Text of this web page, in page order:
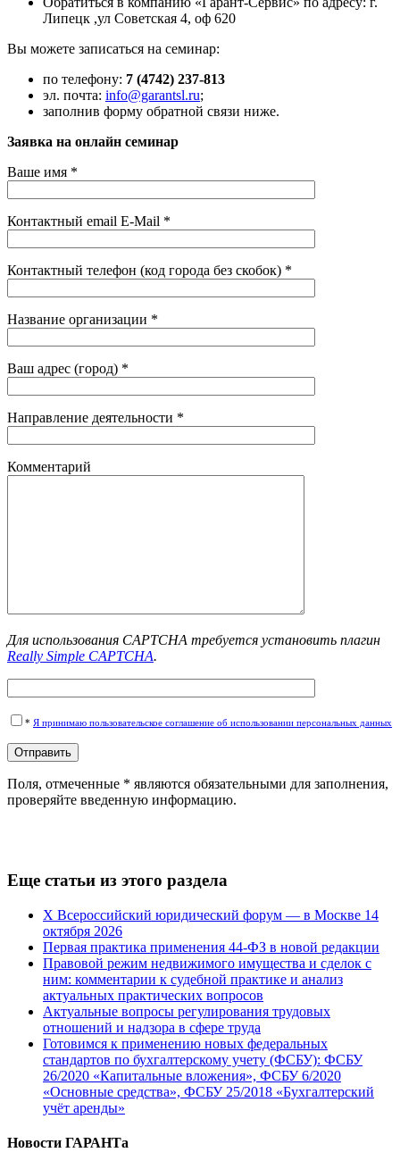
Липецк ,ул Советская 4, оф 620
Вы можете записаться на семинар:
по телефону: 7 (4742) 237-813
эл. почта: info@garantsl.ru;
заполнив форму обратной связи ниже.
Заявка на онлайн семинар
Ваше имя *
Контактный email E-Mail *
Контактный телефон (код города без скобок) *
Название организации *
Ваш адрес (город) *
Направление деятельности *
Комментарий
Для использования CAPTCHA требуется установить плагин
Really Simple CAPTCHA.
* Я принимаю пользовательское соглашение об использовании персональных данных
Поля, отмеченные * являются обязательными для заполнения,
проверяйте введенную информацию.
Еще статьи из этого раздела
Х Всероссийский юридический форум — в Москве 14
октября 2026
Первая практика применения 44-ФЗ в новой редакции
Правовой режим недвижимого имущества и сделок с
ним: комментарии к судебной практике и анализ
актуальных практических вопросов
Актуальные вопросы регулирования трудовых
отношений и надзора в сфере труда
Готовимся к применению новых федеральных
стандартов по бухгалтерскому учету (ФСБУ): ФСБУ
26/2020 «Капитальные вложения», ФСБУ 6/2020
«Основные средства», ФСБУ 25/2018 «Бухгалтерский
учёт аренды»
Новости ГАРАНТа